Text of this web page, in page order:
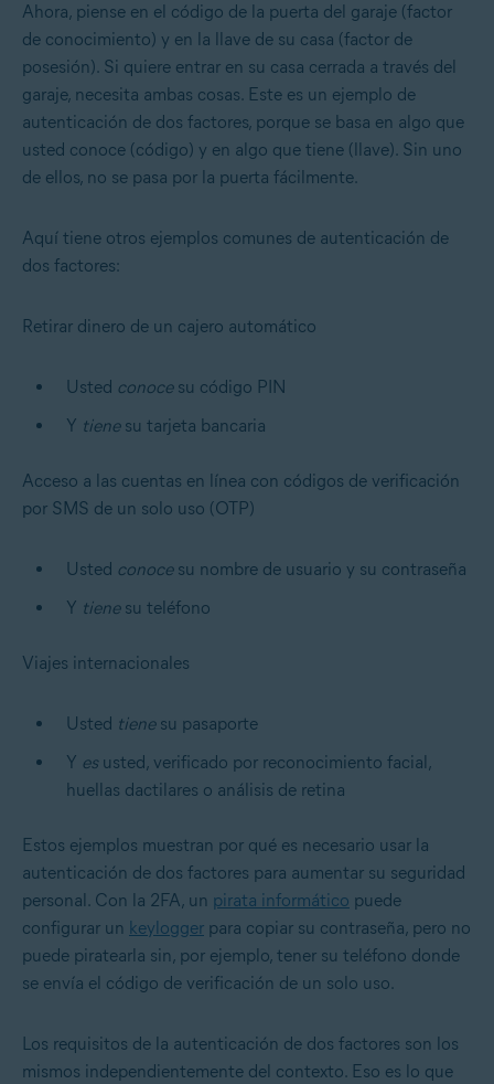
Ahora, piense en el código de la puerta del garaje (factor
de conocimiento) y en la llave de su casa (factor de
posesión). Si quiere entrar en su casa cerrada a través del
garaje, necesita ambas cosas. Este es un ejemplo de
autenticación de dos factores, porque se basa en algo que
usted conoce (código) y en algo que tiene (llave). Sin uno
de ellos, no se pasa por la puerta fácilmente.
Aquí tiene otros ejemplos comunes de autenticación de
dos factores:
Retirar dinero de un cajero automático
Usted conocesu código PIN
Y tienesu tarjeta bancaria
Acceso a las cuentas en línea con códigos de verificación
por SMS de un solo uso (OTP)
Usted conocesu nombre de usuario y su contraseña
Y tienesu teléfono
Viajes internacionales
Usted tienesu pasaporte
Y esusted, verificado por reconocimiento facial,
huellas dactilares o análisis de retina
Estos ejemplos muestran por qué es necesario usar la
autenticación de dos factores para aumentar su seguridad
personal. Con la 2FA, un pirata informático puede
configurar un keylogger para copiar su contraseña, pero no
puede piratearla sin, por ejemplo, tener su teléfono donde
se envía el código de verificación de un solo uso.
Los requisitos de la autenticación de dos factores son los
mismos independientemente del contexto. Eso es lo que